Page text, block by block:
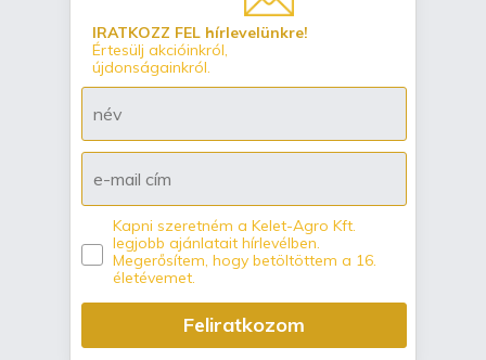
IRATKOZZ FEL hírlevelünkre!
Értesülj akcióinkról,
újdonságainkról.
Kapni szeretném a Kelet-Agro Kft.
legjobb ajánlatait hírlevélben.
Megerősítem, hogy betöltöttem a 16.
életévemet.
Feliratkozom